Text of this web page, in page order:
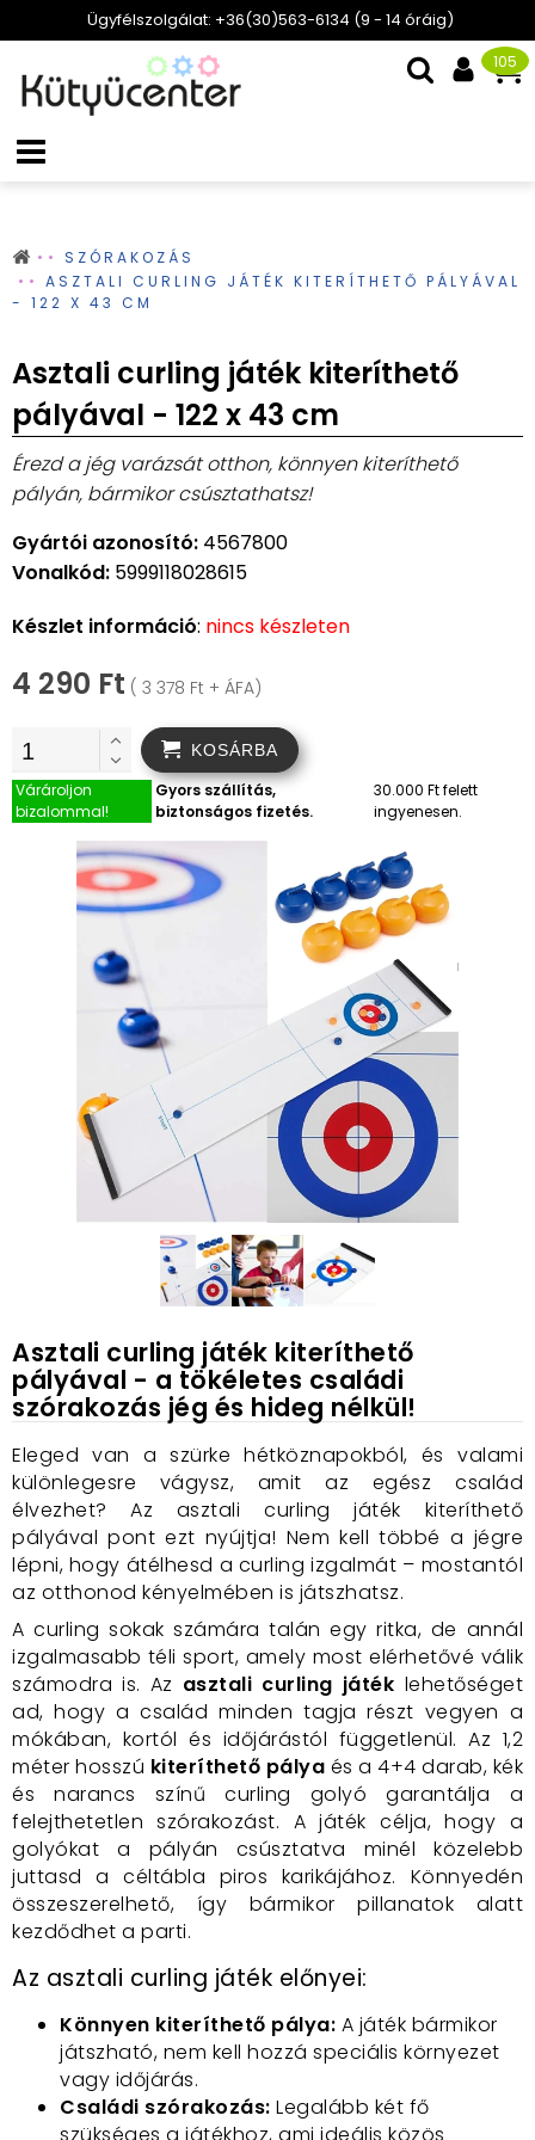
Ügyfélszolgálat: +36(30)563-6134 (9 - 14 óráig)
105
SZÓRAKOZÁS
ASZTALI CURLING JÁTÉK KITERÍTHETŐ PÁLYÁVAL
- 122 X 43 CM
Asztali curling játék kiteríthető
pályával - 122 x 43 cm
Érezd a jég varázsát otthon, könnyen kiteríthető
pályán, bármikor csúsztathatsz!
Gyártói azonosító: 4567800
Vonalkód: 5999118028615
Készlet információ: nincs készleten
4 290 Ft ( 3 378 Ft + ÁFA)
KOSÁRBA
Várároljon
bizalommal!
Gyors szállítás,
biztonságos fizetés.
30.000 Ft felett
ingyenesen.
Asztali curling játék kiteríthető
pályával - a tökéletes családi
szórakozás jég és hideg nélkül!
Eleged van a szürke hétköznapokból, és valami
különlegesre vágysz, amit az egész család
élvezhet? Az asztali curling játék kiteríthető
pályával pont ezt nyújtja! Nem kell többé a jégre
lépni, hogy átélhesd a curling izgalmát – mostantól
az otthonod kényelmében is játszhatsz.
A curling sokak számára talán egy ritka, de annál
izgalmasabb téli sport, amely most elérhetővé válik
számodra is. Az asztali curling játék lehetőséget
ad, hogy a család minden tagja részt vegyen a
mókában, kortól és időjárástól függetlenül. Az 1,2
méter hosszú kiteríthető pálya és a 4+4 darab, kék
és narancs színű curling golyó garantálja a
felejthetetlen szórakozást. A játék célja, hogy a
golyókat a pályán csúsztatva minél közelebb
juttasd a céltábla piros karikájához. Könnyedén
összeszerelhető, így bármikor pillanatok alatt
kezdődhet a parti.
Az asztali curling játék előnyei:
Könnyen kiteríthető pálya: A játék bármikor
játszható, nem kell hozzá speciális környezet
vagy időjárás.
Családi szórakozás: Legalább két fő